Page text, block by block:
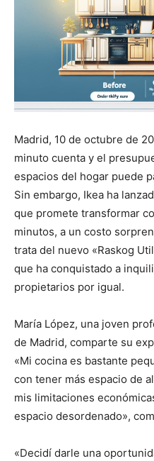
Madrid, 10 de octubre de
minuto cuenta y el
espacios del hogar puede
Sin embargo, Ikea ha
que promete transformar
minutos, a un costo
trata del nuevo «Raskog
que ha conquistado a
propietarios por igual.
María López, una joven
de Madrid, comparte su
«Mi cocina es bastante
con tener más espacio de
mis limitaciones
espacio desordenado»,
«Decidí darle una